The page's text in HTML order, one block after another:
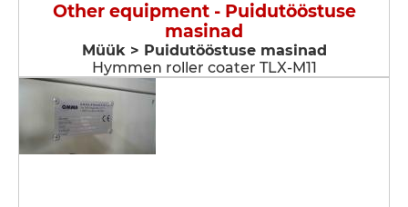
Other equipment - Puidutööstuse
masinad
Müük > Puidutööstuse masinad
Hymmen roller coater TLX-M11